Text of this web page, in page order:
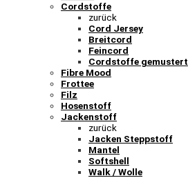
Cordstoffe
zurück
Cord Jersey
Breitcord
Feincord
Cordstoffe gemustert
Fibre Mood
Frottee
Filz
Hosenstoff
Jackenstoff
zurück
Jacken Steppstoff
Mantel
Softshell
Walk / Wolle